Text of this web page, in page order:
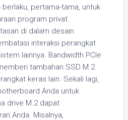
pertama-tama, untuk
program privat.
di dalam desain
interaksi perangkat
lainnya. Bandwidth PCIe
tambahan SSD M.2
keras lain. Sekali lagi,
Anda untuk
drive M.2 dapat
Anda. Misalnya,